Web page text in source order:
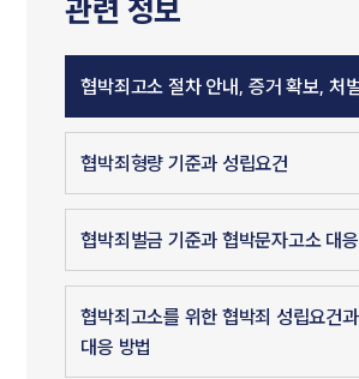
관련 정보
협박죄고소 절차 안내, 증거 확보, 처
협박죄형량 기준과 성립요건
협박죄벌금 기준과 협박문자고소 대
협박죄고소를 위한 협박죄 성립요건
대응 방법